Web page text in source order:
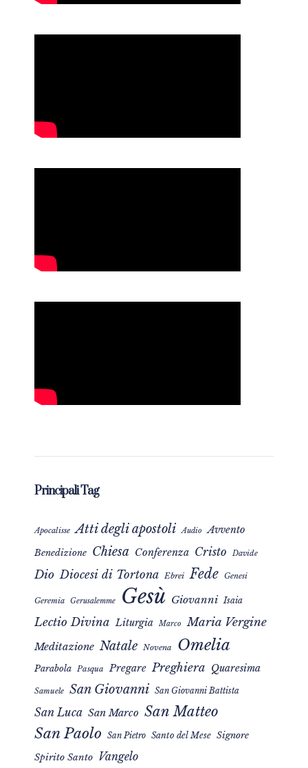
Principali Tag
Apocalisse Atti degli apostoli Audio Avvento
Benedizione Chiesa Conferenza Cristo Davide
Dio Diocesi di Tortona Ebrei Fede Genesi
Geremia Gerusalemme Gesù Giovanni Isaia
Lectio Divina Liturgia Marco Maria Vergine
Meditazione Natale Novena Omelia
Parabola Pasqua Pregare Preghiera Quaresima
Samuele San Giovanni San Giovanni Battista
San Luca San Marco San Matteo
San Paolo San Pietro Santo del Mese Signore
Spirito Santo Vangelo